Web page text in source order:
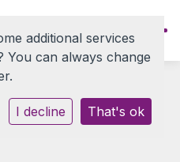
additional services
You can always change
I decline That's ok